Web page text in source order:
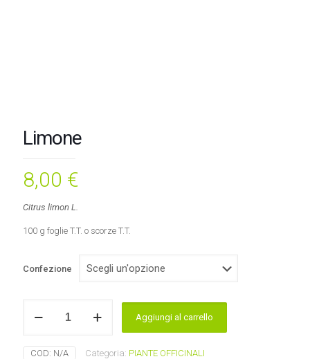
Limone
8,00 €
Citrus limon L.
100 g foglie T.T. o scorze T.T.
Confezione
quantità
Aggiungi al carrello
COD: N/A Categoria: PIANTE OFFICINALI